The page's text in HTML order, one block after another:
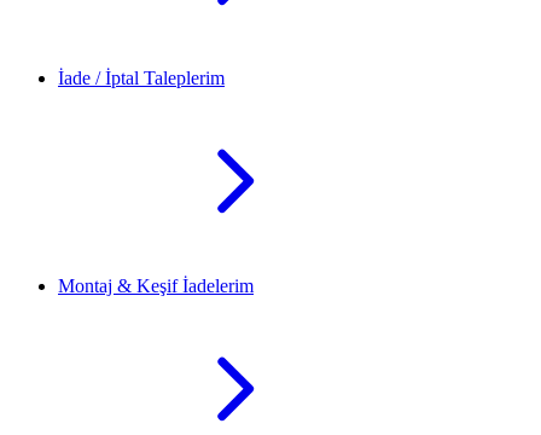
İade / İptal Taleplerim
Montaj & Keşif İadelerim